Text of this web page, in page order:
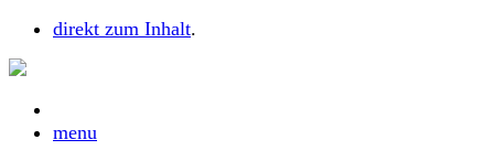
direkt zum Inhalt.
menu